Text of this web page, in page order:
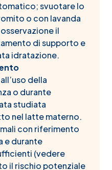
svuotare lo
o con lavanda
il
di supporto e
idratazione.
della
o durante
studiata
nel latte materno.
con riferimento
e durante
(vedere
il rischio potenziale